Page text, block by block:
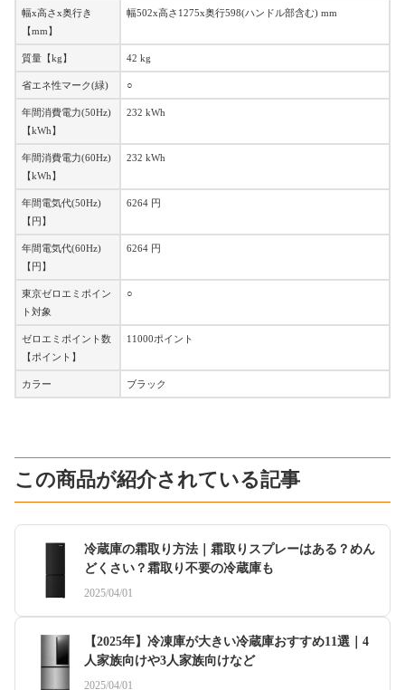
幅x高さx奥行き
【mm】
幅502x高さ1275x奥行598(ハンドル部含む) mm
質量【kg】 42 kg
省エネ性マーク(緑) ○
年間消費電力(50Hz)
【kWh】
232 kWh
年間消費電力(60Hz)
【kWh】
232 kWh
年間電気代(50Hz)
【円】
6264 円
年間電気代(60Hz)
【円】
6264 円
東京ゼロエミポイン
ト対象
○
ゼロエミポイント数
【ポイント】
11000ポイント
カラー ブラック
この商品が紹介されている記事
冷蔵庫の霜取り方法｜霜取りスプレーはある？めん
どくさい？霜取り不要の冷蔵庫も
2025/04/01
【2025年】冷凍庫が大きい冷蔵庫おすすめ11選｜4
人家族向けや3人家族向けなど
2025/04/01